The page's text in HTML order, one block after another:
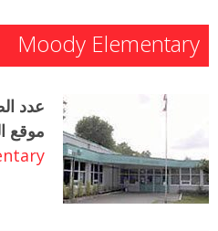
Moody Elementary
عدد
موقع